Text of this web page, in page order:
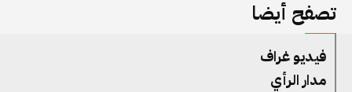
تصفح أيضا
فيديو غراف
مدار الرأي